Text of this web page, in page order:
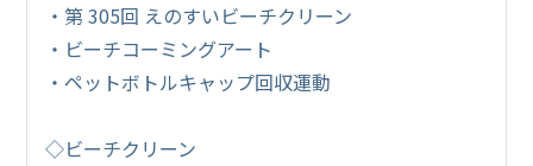
・第 305回 えのすいビーチクリーン
・ビーチコーミングアート
・ペットボトルキャップ回収運動
◇ビーチクリーン